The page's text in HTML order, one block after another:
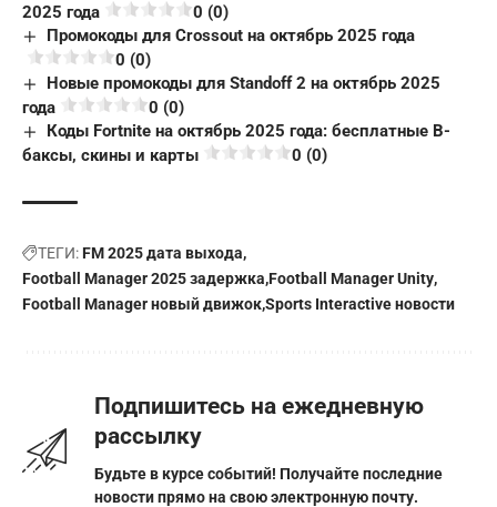
2025 года
0 (0)
Промокоды для Crossout на октябрь 2025 года
0 (0)
Новые промокоды для Standoff 2 на октябрь 2025
года
0 (0)
Коды Fortnite на октябрь 2025 года: бесплатные В-
баксы, скины и карты
0 (0)
ТЕГИ:FM 2025 дата выхода
Football Manager 2025 задержка Football Manager Unity
Football Manager новый движокSports Interactive новости
Подпишитесь на ежедневную
рассылку
Будьте в курсе событий! Получайте последние
новости прямо на свою электронную почту.